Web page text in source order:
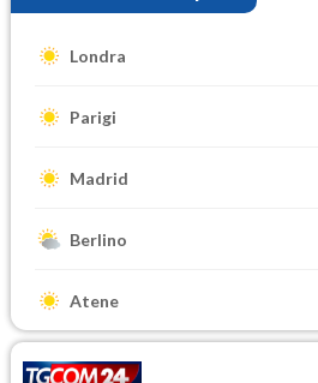
Londra
Parigi
Madrid
Berlino
Atene